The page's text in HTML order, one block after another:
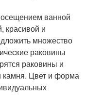
ванной
красивой и
множество
раковины
раковины и
камня. Цвет и форма